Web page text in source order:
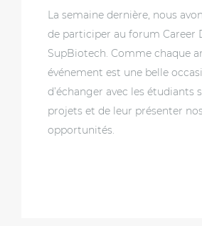
La semaine dernière, nous
de participer au forum Career
SupBiotech. Comme chaque
événement est une belle
d’échanger avec les étudiants
projets et de leur présenter nos
opportunités.